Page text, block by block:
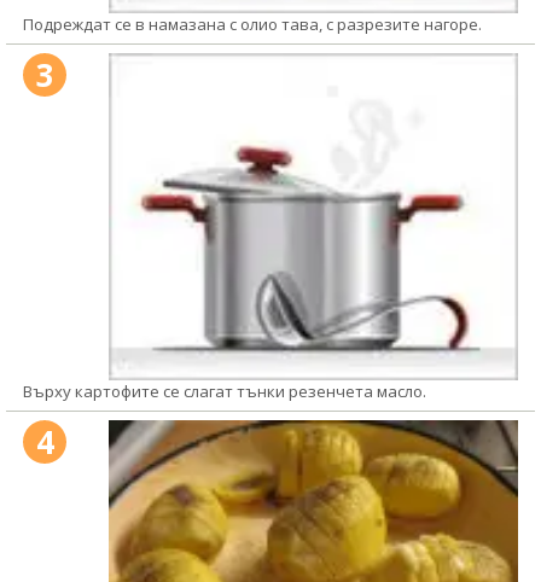
Подреждат се в намазана с олио тава, с разрезите нагоре.
3
Върху картофите се слагат тънки резенчета масло.
4